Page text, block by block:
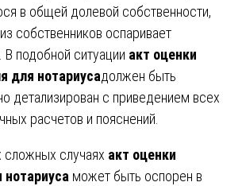
в общей долевой собственности,
собственников оспаривает
В подобной ситуации акт оценки
для нотариусадолжен быть
детализирован с приведением всех
расчетов и пояснений.
сложных случаях акт оценки
может быть оспорен в